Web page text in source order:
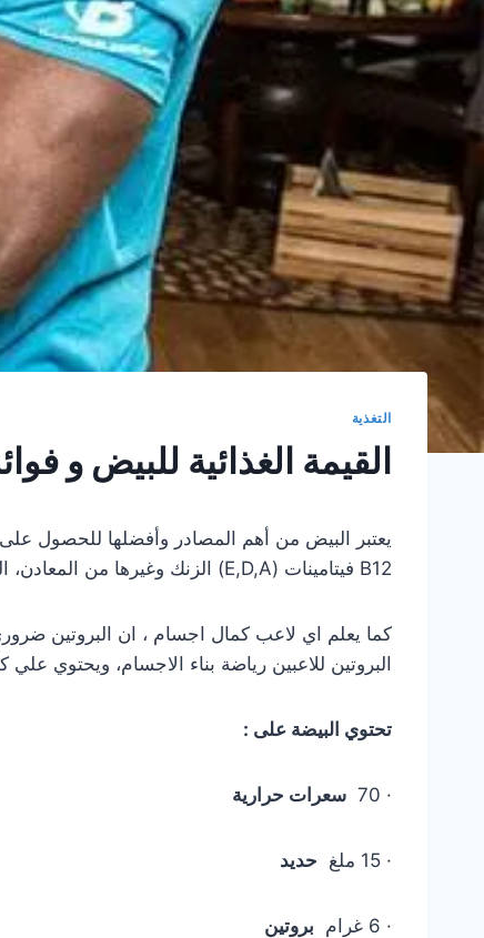
التغذية
القيمة الغذائية للبيض و
B12 فيتامينات (E,D,A) الزنك وغيرها من المعادن، الفيتامينات الحيوية والضرورية. كما أنها لذيذة، سهلة الهضم ومتوفرة دائماً.
كما يعلم اي لاعب كمال اجسام ، ان البروتين
البروتين للاعبين رياضة بناء الاجسام، ويحتوي
تحتوي البيضة على :
· 70 سعرات حرارية
· 15 ملغ حديد
· 6 غرام بروتين